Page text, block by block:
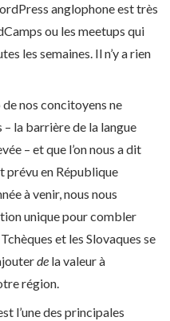
anglophone est très
ou les meetups qui
les semaines. Il n’y a rien
nos concitoyens ne
la barrière de la langue
– et que l’on nous a dit
prévu en République
à venir, nous nous
unique pour combler
et les Slovaques se
de la valeur à
région.
l’une des principales